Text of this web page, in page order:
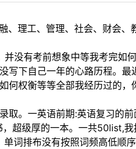
理工、管理、社会、财会、
没有考前想象中等我考完如
写下自己一年的心路历程。
权衡等等全部我经历过的，
取。一英语前期:英语复习的
超级厚的一本。一共50list,
词排布没有按照词频高低顺